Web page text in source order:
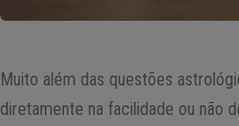
Muito além das questões
diretamente na facilidade ou não